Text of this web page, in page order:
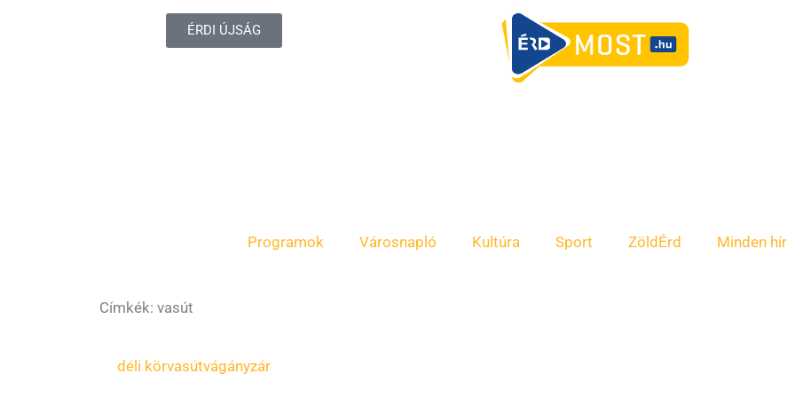
ÉRDI ÚJSÁG
Programok Városnapló Kultúra Sport ZöldÉrd Minden hír
Címkék: vasút
déli körvasútvágányzár